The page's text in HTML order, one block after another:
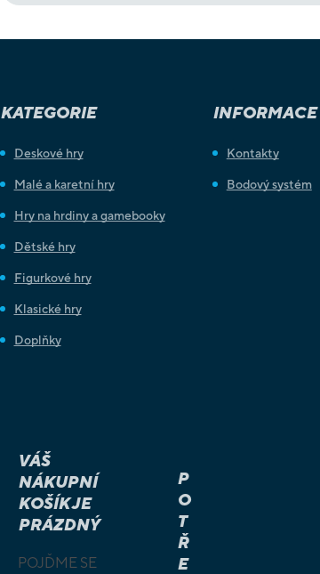
KATEGORIE
Deskové hry
Malé a karetní hry
Hry na hrdiny a gamebooky
Dětské hry
Figurkové hry
Klasické hry
Doplňky
INFORMACE
Kontakty
Bodový systém
VÁŠ
NÁKUPNÍ
KOŠÍK JE
PRÁZDNÝ
POJĎME SE
P
O
T
Ř
E